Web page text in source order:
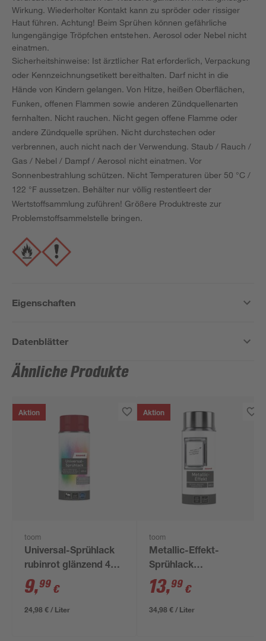
Wirkung. Wiederholter Kontakt kann zu spröder oder rissiger
Haut führen. Achtung! Beim Sprühen können gefährliche
lungengängige Tröpfchen entstehen. Aerosol oder Nebel nicht
einatmen.
Sicherheitshinweise: Ist ärztlicher Rat erforderlich, Verpackung
oder Kennzeichnungsetikett bereithalten. Darf nicht in die
Hände von Kindern gelangen. Von Hitze, heißen Oberflächen,
Funken, offenen Flammen sowie anderen Zündquellenarten
fernhalten. Nicht rauchen. Nicht gegen offene Flamme oder
andere Zündquelle sprühen. Nicht durchstechen oder
verbrennen, auch nicht nach der Verwendung. Staub / Rauch /
Gas / Nebel / Dampf / Aerosol nicht einatmen. Vor
Sonnenbestrahlung schützen. Nicht Temperaturen über 50 °C /
122 °F aussetzen. Behälter nur völlig restentleert der
Wertstoffsammlung zuführen! Größere Produktreste zur
Problemstoffsammelstelle bringen.
Eigenschaften
Datenblätter
Ähnliche Produkte
Aktion
toom
Universal-Sprühlack
rubinrot glänzend 400
ml
9,99 €
24,98 € / Liter
Aktion
toom
Metallic-Effekt-
Sprühlack
silberfarben glänzend
400 ml
13,99 €
34,98 € / Liter